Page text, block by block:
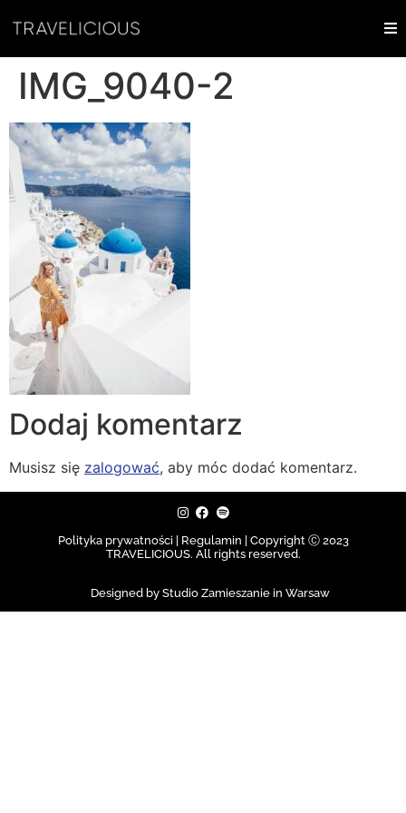
IMG_9040-2
Dodaj komentarz
Musisz się zalogować, aby móc dodać komentarz.
Polityka prywatności | Regulamin | Copyright Ⓒ 2023
TRAVELICIOUS. All rights reserved.
Designed by Studio Zamieszanie in Warsaw